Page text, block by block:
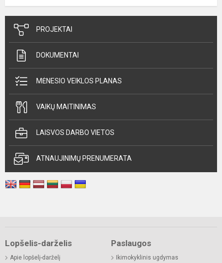
PROJEKTAI
DOKUMENTAI
MĖNESIO VEIKLOS PLANAS
VAIKŲ MAITINIMAS
LAISVOS DARBO VIETOS
ATNAUJINIMŲ PRENUMERATA
Lopšelis-darželis
Apie lopšelį-darželį
Paslaugos
Ikimokyklinis ugdymas